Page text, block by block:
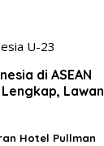
di ASEAN
Lawan
Hotel Pullman